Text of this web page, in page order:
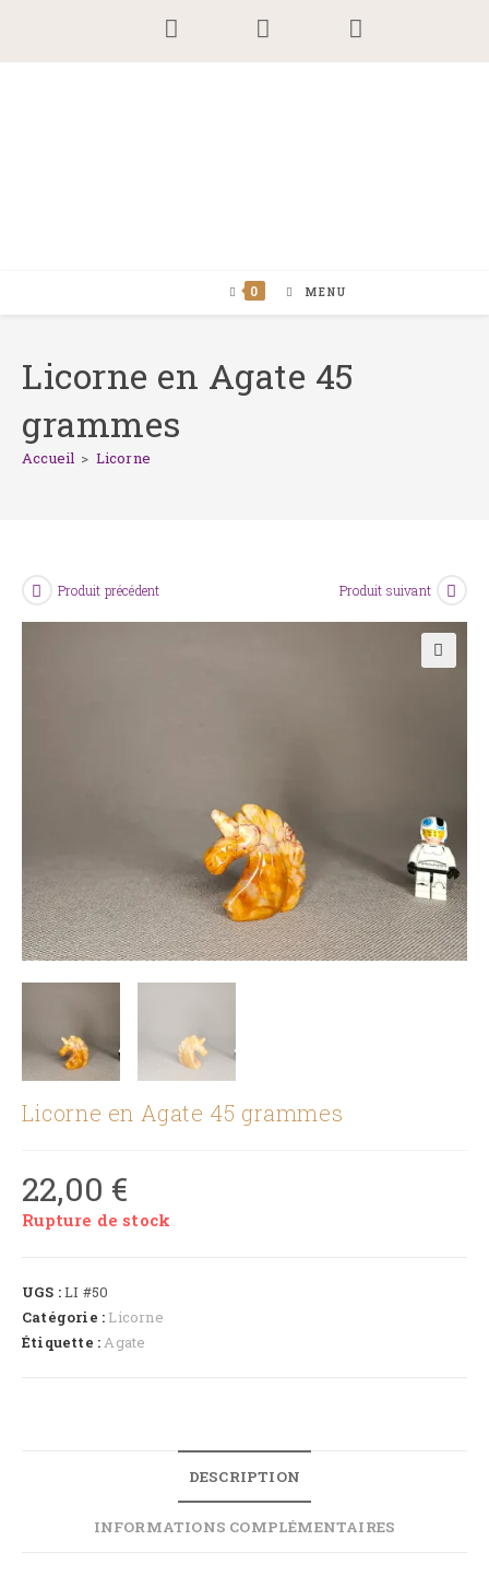
content
0 MENU
Licorne en Agate 45
grammes
Accueil > Licorne
Produit précédent Produit suivant
Licorne en Agate 45 grammes
22,00 €
Rupture de stock
UGS :LI #50
Catégorie : Licorne
Étiquette :Agate
DESCRIPTION
INFORMATIONS COMPLÉMENTAIRES